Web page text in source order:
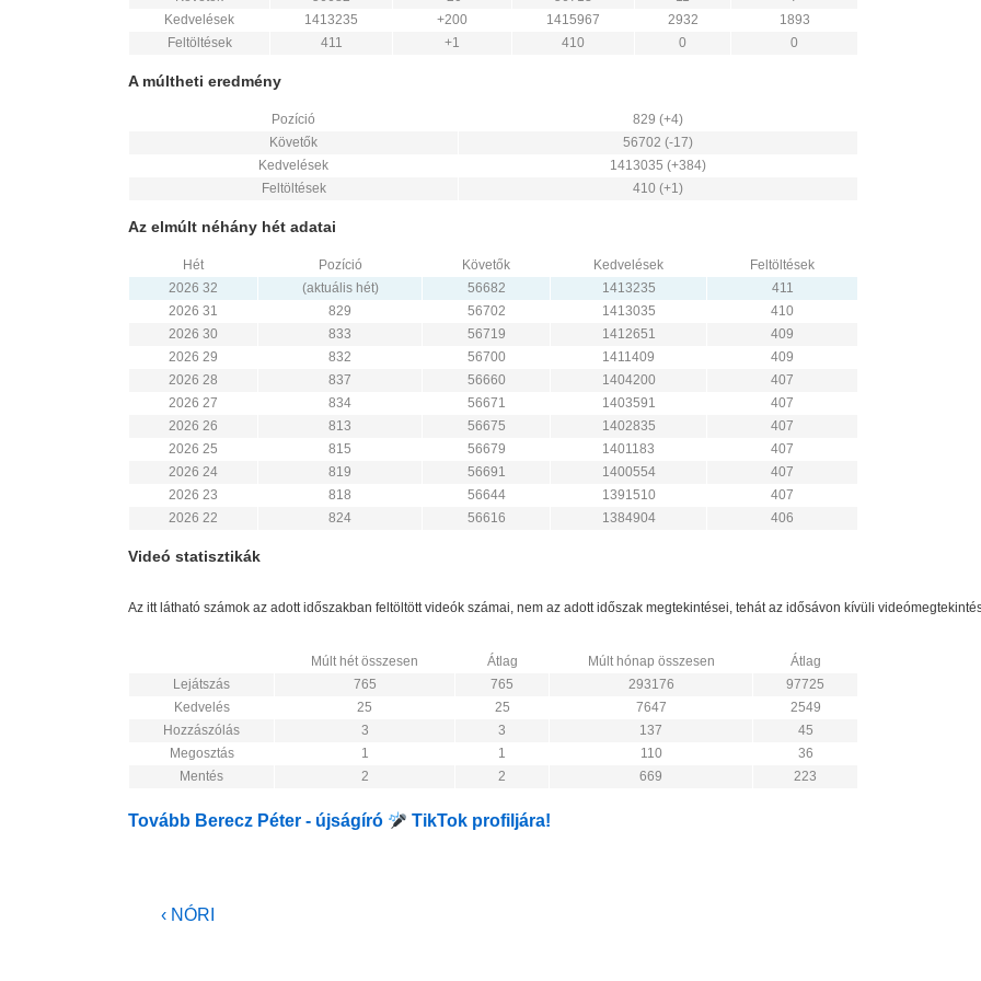
Kedvelések
1413235 +200 1415967 2932
1893
Feltöltések
411 +1 410 0 0
A múltheti eredmény
Pozíció
829 (+4)
Követők
56702 (-17)
Kedvelések
1413035 (+384)
Feltöltések
410 (+1)
Az elmúlt néhány hét adatai
Hét Pozíció Követők Kedvelések
Feltöltések
2026 32
(aktuális hét) 56682 1413235
411
2026 31
829 56702 1413035
410
2026 30
833 56719 1412651
409
2026 29
832 56700 1411409
409
2026 28
837 56660 1404200
407
2026 27
834 56671 1403591
407
2026 26
813 56675 1402835
407
2026 25
815 56679 1401183
407
2026 24
819 56691 1400554
407
2026 23
818 56644 1391510
407
2026 22
824 56616 1384904 406
Videó statisztikák
Az itt látható számok az adott időszakban feltöltött videók számai, nem az adott időszak megtekintései, tehát az idősávon kívüli
Múlt hét összesen Átlag Múlt hónap összesen
Átlag
Lejátszás
765 765 293176
97725
Kedvelés
25 25 7647
2549
Hozzászólás
3 3 137
45
Megosztás
1 1 110
36
Mentés
2 2 669 223
Tovább Berecz Péter - újságíró TikTok profiljára!
Bejegyzés
Previous
‹ NÓRI